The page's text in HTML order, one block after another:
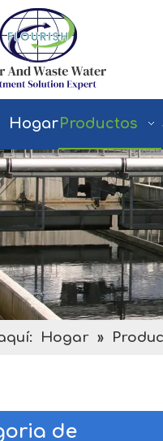
Hogar Productos
Hogar »
de